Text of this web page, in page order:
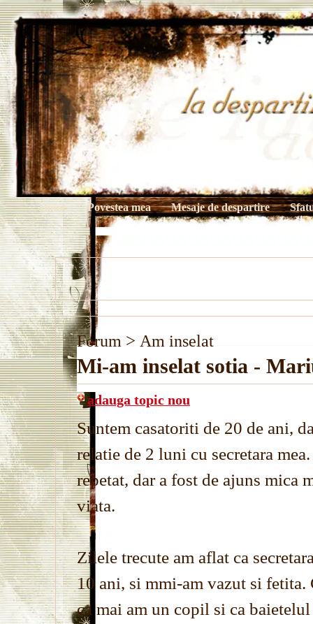
Home Povestea mea Mesaje de despartire
Forum > Am inselat
Mi-am inselat sotia -
adauga topic nou
Suntem casatoriti de 20 de ani,
relatie de 2 luni cu secretara
repetat, dar a fost de ajuns mica
viata.
Zilele trecute am aflat ca
10 ani, si mmi-am vazut si fetita.
ca mai am un copil si ca